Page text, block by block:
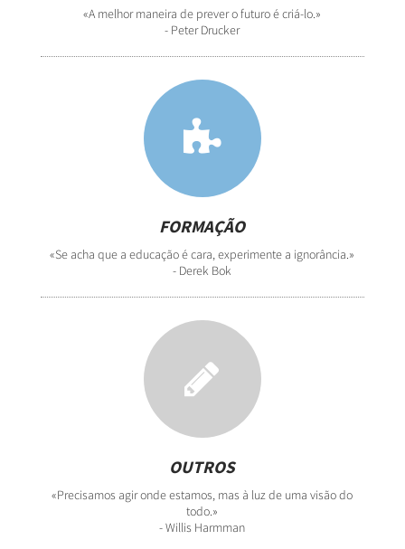
«A melhor maneira de prever o futuro é criá-lo.»
- Peter Drucker
FORMAÇÃO
«Se acha que a educação é cara, experimente a ignorância.»
- Derek Bok
OUTROS
«Precisamos agir onde estamos, mas à luz de uma visão do
todo.»
- Willis Harmman